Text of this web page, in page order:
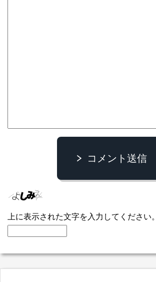
コメント送信
上に表示された文字を入力してください。